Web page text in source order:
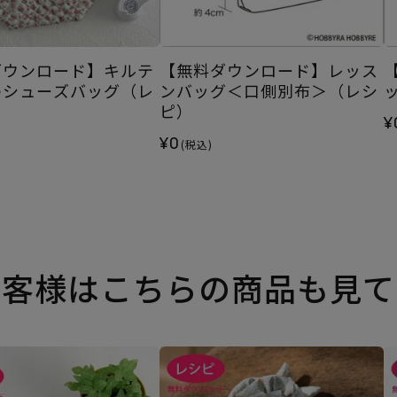
ンロード】キルテ
ューズバッグ（レ
【無料ダウンロード】レッス
ンバッグ＜口側別布＞（レシ
ピ）
¥0 (税込)
様はこちらの商品も見